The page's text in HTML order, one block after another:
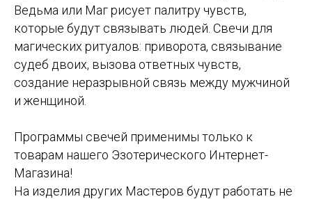
Ведьма или Маг рисует палитру чувств,
которые будут связывать людей. Свечи для
магических ритуалов: приворота, связывание
судеб двоих, вызова ответных чувств,
создание неразрывной связь между мужчиной
и женщиной.
Программы свечей применимы только к
товарам нашего Эзотерического Интернет-
Магазина!
На изделия других Мастеров будут работать не